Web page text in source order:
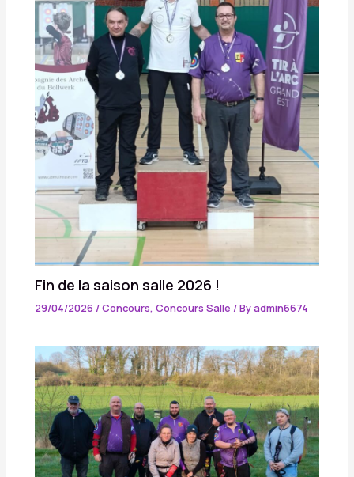
Fin de la saison salle 2026 !
29/04/2026 /Concours,Concours Salle / Byadmin6674